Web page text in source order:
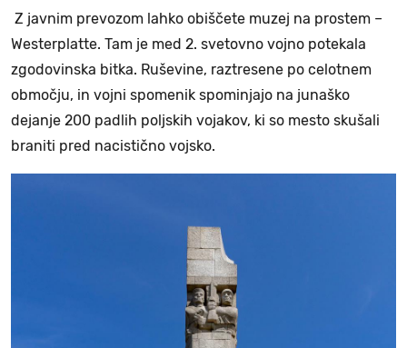
Z javnim prevozom lahko obiščete muzej na prostem –
Westerplatte. Tam je med 2. svetovno vojno potekala
zgodovinska bitka. Ruševine, raztresene po celotnem
območju, in vojni spomenik spominjajo na junaško
dejanje 200 padlih poljskih vojakov, ki so mesto skušali
braniti pred nacistično vojsko.